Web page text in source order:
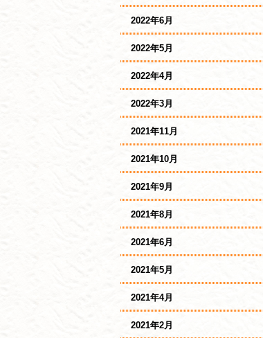
2022年6月
2022年5月
2022年4月
2022年3月
2021年11月
2021年10月
2021年9月
2021年8月
2021年6月
2021年5月
2021年4月
2021年2月